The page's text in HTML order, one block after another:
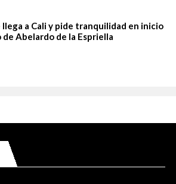
a Cali y pide tranquilidad en inicio
Abelardo de la Espriella